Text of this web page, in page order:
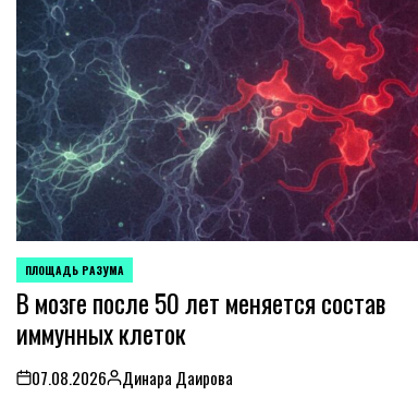
POSTED
IN
ПЛОЩАДЬ РАЗУМА
В мозге после 50 лет меняется состав
иммунных клеток
on07.08.2026Posted
Динара Даирова